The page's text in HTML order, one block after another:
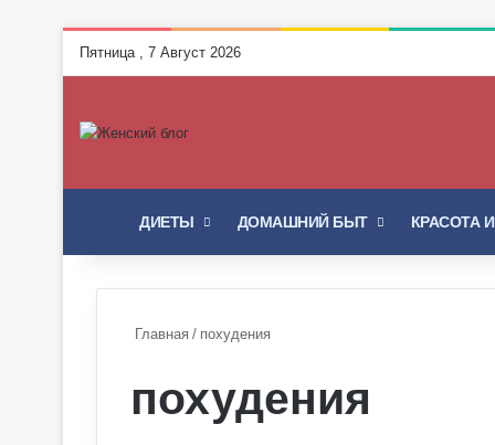
Пятница , 7 Август 2026
ГЛАВНАЯ
ДИЕТЫ ДОМАШНИЙ БЫТ КРАСОТА
Главная / похудения
похудения